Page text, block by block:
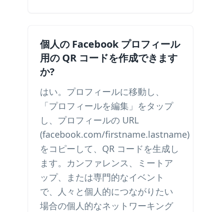
個人の Facebook プロフィール
用の QR コードを作成できます
か?
はい。プロフィールに移動し、
「プロフィールを編集」をタップ
し、プロフィールの URL
(facebook.com/firstname.lastname)
をコピーして、QR コードを生成し
ます。カンファレンス、ミートア
ップ、または専門的なイベント
で、人々と個人的につながりたい
場合の個人的なネットワーキング